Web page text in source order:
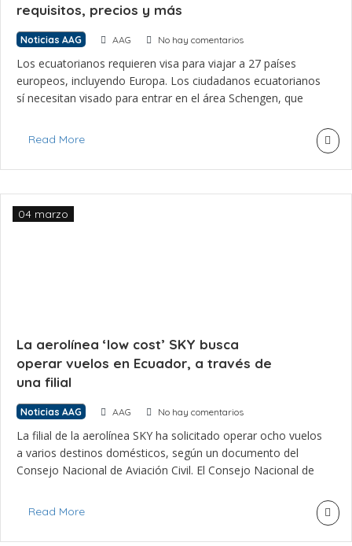
requisitos, precios y más
Noticias AAG AAG No hay comentarios
Los ecuatorianos requieren visa para viajar a 27 países
europeos, incluyendo Europa. Los ciudadanos ecuatorianos
sí necesitan visado para entrar en el área Schengen, que
radica una importante comunidad de migrantes
Asuntos Exteriores, Unión Europea y Cooperación explica
Read More
La aerolínea ‘low cost’ SKY busca
operar vuelos en Ecuador, a través de
una filial
04 marzo
Noticias AAG AAG No hay comentarios
La filial de la aerolínea SKY ha solicitado operar ocho vuelos
a varios destinos domésticos, según un documento del
Consejo Nacional de Aviación Civil. El Consejo Nacional de
a una solicitud de operación de vuelos a Fly Airline Ecuador
Read More